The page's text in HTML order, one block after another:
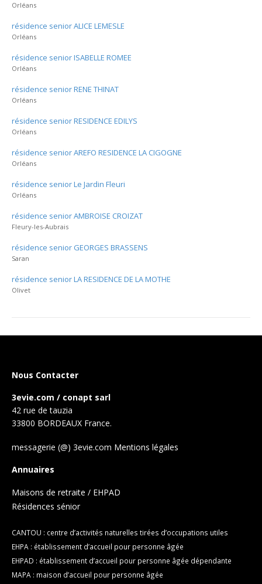
Orléans
résidence senior ALICE LEMESLE
Orléans
résidence senior ISABELLE ROMEE
Orléans
résidence senior RENE THINAT
Orléans
résidence senior RESIDENCE EDILYS
Orléans
résidence senior AREFO RESIDENCE LA CIGOGNE
Orléans
résidence senior Le Jardin Fleuri
Orléans
résidence senior AMBROISE CROIZAT
Fleury-les-Aubrais
résidence senior GEORGES BRASSENS
Saran
résidence senior LA RESIDENCE DE LA MOTHE
Olivet
Nous Contacter
3evie.com / conapt sarl
42 rue de tauzia
33800 BORDEAUX France.
messagerie (@) 3evie.com Mentions légales
Annuaires
Maisons de retraite / EHPAD
Résidences sénior
CANTOU : centre d’activités naturelles tirées d’occupations utiles
EHPA : établissement d’accueil pour personne âgée
EHPAD : établissement d’accueil pour personne âgée dépendante
MAPA : maison d’accueil pour personne âgée